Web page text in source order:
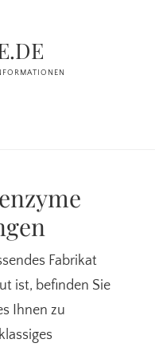
Fabrikat
ist, befinden Sie
Ihnen zu